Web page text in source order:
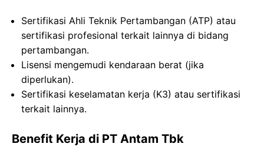
Sertifikasi Ahli Teknik Pertambangan (ATP) atau
sertifikasi profesional terkait lainnya di bidang
pertambangan.
Lisensi mengemudi kendaraan berat (jika
diperlukan).
Sertifikasi keselamatan kerja (K3) atau sertifikasi
terkait lainnya.
Benefit Kerja di PT Antam Tbk